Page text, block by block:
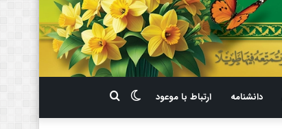
دانشنامه ارتباط با موعود تغییر